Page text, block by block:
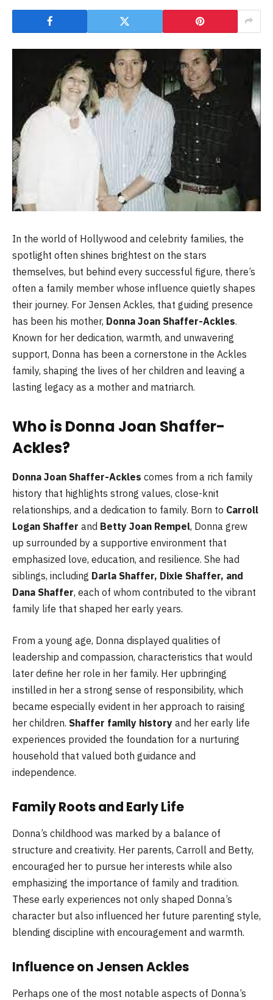
In the world of Hollywood and celebrity families, the
spotlight often shines brightest on the stars
themselves, but behind every successful figure, there’s
often a family member whose influence quietly shapes
their journey. For Jensen Ackles, that guiding presence
has been his mother, Donna Joan Shaffer-Ackles.
Known for her dedication, warmth, and unwavering
support, Donna has been a cornerstone in the Ackles
family, shaping the lives of her children and leaving a
lasting legacy as a mother and matriarch.
Who is Donna Joan Shaffer-
Ackles?
Donna Joan Shaffer-Ackles comes from a rich family
history that highlights strong values, close-knit
relationships, and a dedication to family. Born to Carroll
Logan Shaffer and Betty Joan Rempel, Donna grew
up surrounded by a supportive environment that
emphasized love, education, and resilience. She had
siblings, including Darla Shaffer, Dixie Shaffer, and
Dana Shaffer, each of whom contributed to the vibrant
family life that shaped her early years.
From a young age, Donna displayed qualities of
leadership and compassion, characteristics that would
later define her role in her family. Her upbringing
instilled in her a strong sense of responsibility, which
became especially evident in her approach to raising
her children. Shaffer family history and her early life
experiences provided the foundation for a nurturing
household that valued both guidance and
independence.
Family Roots and Early Life
Donna’s childhood was marked by a balance of
structure and creativity. Her parents, Carroll and Betty,
encouraged her to pursue her interests while also
emphasizing the importance of family and tradition.
These early experiences not only shaped Donna’s
character but also influenced her future parenting style,
blending discipline with encouragement and warmth.
Influence on Jensen Ackles
Perhaps one of the most notable aspects of Donna’s